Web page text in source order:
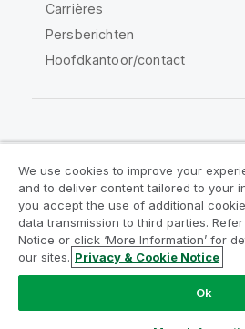
Carrières
Persberichten
Hoofdkantoor/contact
Juridische overeenkomsten
Productvoorwaarden
Legal
Legal Policies
Handelsmerken
Do Not Share
Copyright © 1993-2026 QlikTech
We use cookies to improve your
and to deliver content tailored to your
you accept the use of additional
data transmission to third parties.
Notice or click ‘More Information’ for
our sites. Privacy & Cookie Notice
Ok